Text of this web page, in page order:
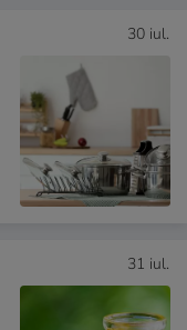
30 iul.
31 iul.